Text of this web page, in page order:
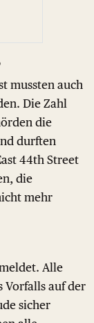
mussten auch
Die Zahl
die
durften
44th Street
die
mehr
Alle
Vorfalls auf der
sicher